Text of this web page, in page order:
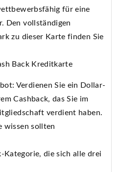
für eine
Den vollständigen
zu dieser Karte finden Sie
Back Kreditkarte
Verdienen Sie ein Dollar-
Cashback, das Sie im
verdient haben.
wissen sollten
Kategorie, die sich alle drei